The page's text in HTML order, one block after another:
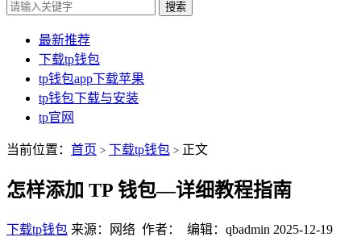
搜索
最新推荐
下载tp钱包
tp钱包app下载苹果
tp钱包下载与安装
tp官网
当前位置： 首页 > 下载tp钱包 > 正文
怎样添加 TP 钱包—详细教程指南
下载tp钱包 来源：网络 作者： 编辑：qbadmin 2025-12-19